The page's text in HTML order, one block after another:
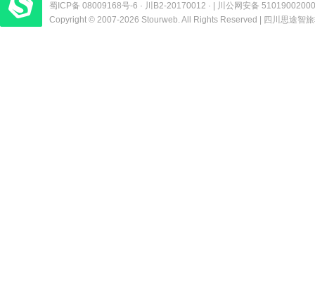
梦旅程酒店管理系统
​| 运营支持：创旅云营销​
蜀ICP备 08009168号-6 · 川B2-20170012 · |
川公网安备
Copyright © 2007-2026 Stourweb. All Rights Reserved | 四川思途智